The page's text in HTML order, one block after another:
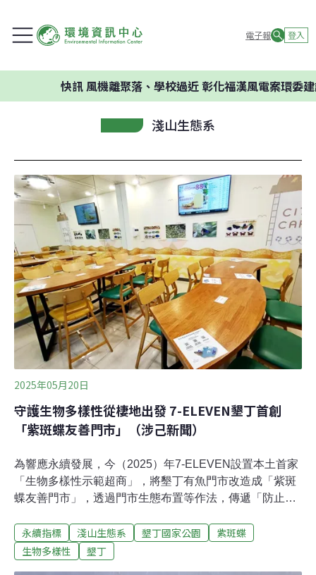
電子報 登入
風機離聚落、學校過近 彰化福漢風電案環委建議不應開
淺山生態系
2025年05月20日
守護生物多樣性從棲地出發 7-ELEVEN墾丁首創
「紫斑蝶友善門市」（涉己新聞）
為響應永續發展，今（2025）年7-ELEVEN設置本土首家
「生物多樣性示範超商」，將墾丁有魚門市改造成「紫斑
蝶友善門市」，透過門市生態布置等作法，傳遞「防止路
識。宣導友善紫斑蝶 台灣首間生物多樣性示範超商在墾丁
7-ELEVEN發佈新聞稿指出，根據台灣紫斑蝶生態保育協
永續指標 淺山生態系 墾丁國家公園
紫斑蝶
生物多樣性
墾丁